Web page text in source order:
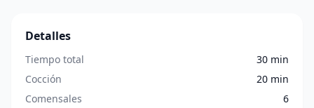
Detalles
Tiempo total
30 min
Cocción
20 min
Comensales
6